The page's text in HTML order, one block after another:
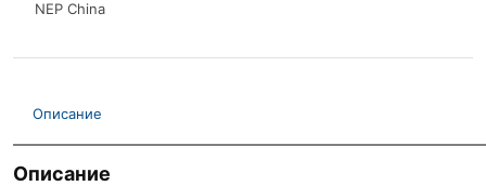
NEP China
Описание
Описание